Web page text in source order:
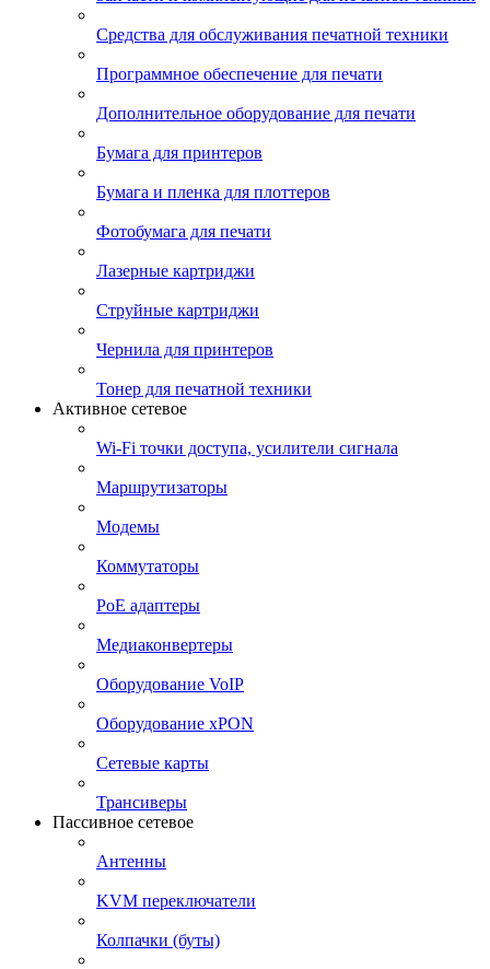
Средства для обслуживания печатной техники
Программное обеспечение для печати
Дополнительное оборудование для печати
Бумага для принтеров
Бумага и пленка для плоттеров
Фотобумага для печати
Лазерные картриджи
Струйные картриджи
Чернила для принтеров
Тонер для печатной техники
Активное сетевое
Wi-Fi точки доступа, усилители сигнала
Маршрутизаторы
Модемы
Коммутаторы
PoE адаптеры
Медиаконвертеры
Оборудование VoIP
Оборудование xPON
Сетевые карты
Трансиверы
Пассивное сетевое
Антенны
KVM переключатели
Колпачки (буты)